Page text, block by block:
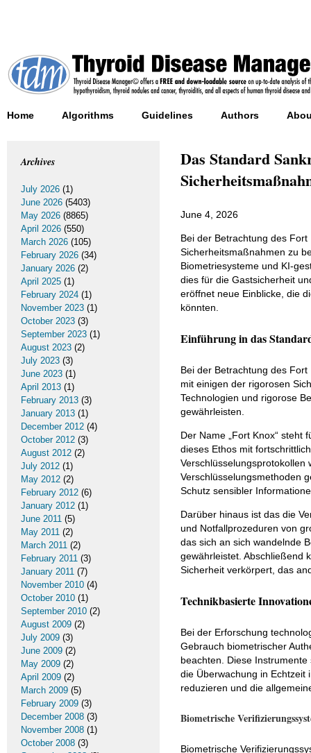
Home Algorithms Guidelines Authors
Das Standard
June 4, 2026
Bei der Betrachtung des
Sicherheitsmaßnahmen zu
Biometriesysteme und KI-
dies für die Gastsicherheit
eröffnet neue Einblicke, die
könnten.
Einführung in das
Bei der Betrachtung des
mit einigen der rigorosen
Technologien und rigorose
gewährleisten.
Der Name „Fort Knox“ steht
dieses Ethos mit
Verschlüsselungsmethoden
Schutz sensibler
Darüber hinaus ist das die
und Notfallprozeduren von
das sich an sich wandelnde
gewährleistet. Abschließend
Sicherheit verkörpert, das
Technikbasierte
Bei der Erforschung
Gebrauch biometrischer
beachten. Diese
die Überwachung in Echtzeit
reduzieren und die
Biometrische
Biometrische
Archives
July 2026 (1)
June 2026 (5403)
May 2026 (8865)
April 2026 (550)
March 2026 (105)
February 2026 (34)
January 2026 (2)
April 2025 (1)
February 2024 (1)
November 2023 (1)
October 2023 (3)
September 2023 (1)
August 2023 (2)
July 2023 (3)
June 2023 (1)
April 2013 (1)
February 2013 (3)
January 2013 (1)
December 2012 (4)
October 2012 (3)
August 2012 (2)
July 2012 (1)
May 2012 (2)
February 2012 (6)
January 2012 (1)
June 2011 (5)
May 2011 (2)
March 2011 (2)
February 2011 (3)
January 2011 (7)
November 2010 (4)
October 2010 (1)
September 2010 (2)
August 2009 (2)
July 2009 (3)
June 2009 (2)
May 2009 (2)
April 2009 (2)
March 2009 (5)
February 2009 (3)
December 2008 (3)
November 2008 (1)
October 2008 (3)